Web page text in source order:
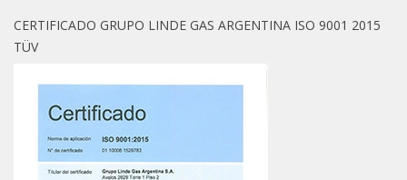
CERTIFICADO GRUPO LINDE GAS ARGENTINA ISO 9001 2015
TÜV